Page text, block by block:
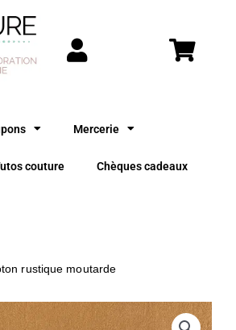
Mercerie
couture Chèques cadeaux
rustique moutarde